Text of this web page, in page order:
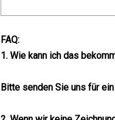
FAQ:
1. Wie kann ich das
Bitte senden Sie uns für